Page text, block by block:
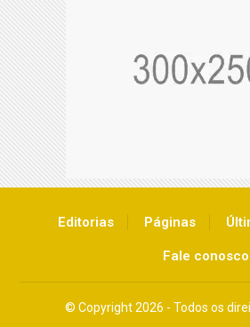
Editorias Páginas
Fale conosco
© Copyright 2026 - Todos os